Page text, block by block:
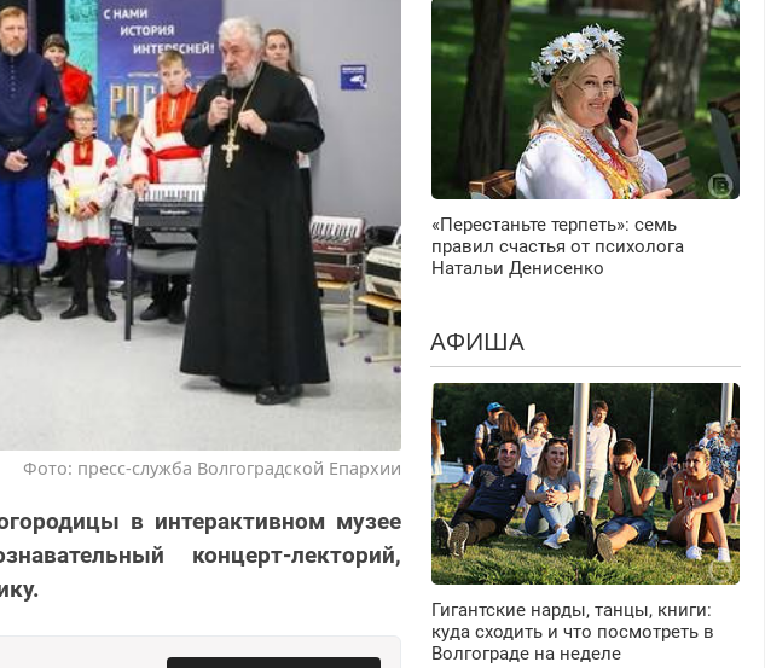
Фото: пресс-служба Волгоградской Епархии
в интерактивном музее
концерт-лекторий,
«Перестаньте терпеть»: семь
правил счастья от психолога
Натальи Денисенко
АФИША
Гигантские нарды, танцы, книги:
куда сходить и что посмотреть в
Волгограде на неделе